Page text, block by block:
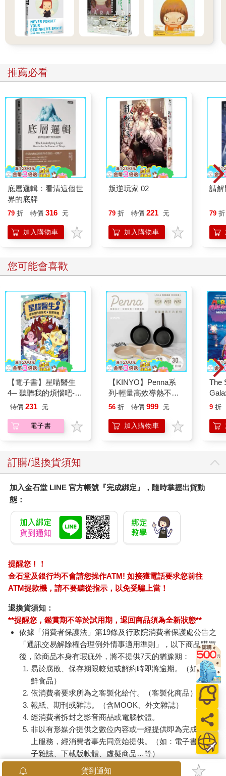
然而，自然生長的山林樹木，必須避開周圍的林木，從縫隙間探
尋吸收陽光，艱辛地自力生存。雖然成長緩慢，但藉由這份辛勞
才能成大器。
刻苦成長的樹木姿態，俊美壯麗。
人掌控不易，不過只要透徹了解樹木的特殊習性，就能夠安置在
庭園中最適當的地點。
例如次頁的紅葉楓樹，就是自然生長的樹木。由於生長在崖邊，
這棵樹橫向伸展，若以人工栽培的觀點，根本就是直接打入冷
宮。可是，這棵樹在池塘水面上悠悠伸出，凸顯了其最大的特
徵。
落下，流動，清淨心靈
庭園積水倒映景色，為空間增添清爽宜人的空氣感。而水還能拓
展了空間的開闊感。
水由上而下順勢流動的「聲音」，能夠清淨人的心情。
水直落而下的方式，有傾流向下的「一洩千里式」，或是迂迴順
勢的「導流式」，或是分支細流的「涓涓絲流」等，形形色色。
不同的水流方式，深深影響景色的氛圍。
水會「流動」。就像自然一樣，庭園中有湍流，也或有潺溪。水
流方式與寬幅、流動速度、水量有相對關係，所以我在設計時會
仔細計算思考。當然，周圍的水岸及水淵的設置方式也隨之不
水流湍急之處，衝激石頭，流向改變。如果是泥土的話，就會被
水削蝕而流失。若是似有若無的涓涓細流，可以採用土堆堤防。
我會根據這些效果，仔細計算，進行設計。
舉例來說，德國柏林的「融水苑」水流設計，是象徵德國的歷
史。在那部歷史中，既有遭遇諸多磨難試煉的停滯時期，也有令
人瞠目結舌、驚異不已的突飛猛進時期。我將這部過往的歷史，
以水流的型態來象徵化。
我希望藉由流水聲和庭園，淨化訪客的心靈，所以沿著庭園路徑
設計瀑布和水流。
此外，在瀑布前方，我設置了供遊園訪客聆聽水聲、歇腳休憩的
地方，還能同時一覽開闊的庭園景色。
設計「無常」
鳥兒的啼聲，分分秒秒不同。
啼鳴的瞬間時刻，能夠提振人心，感動人心。
那麼，這個瞬間為什麼如此重要呢？
因為，下一時刻的鳥啼，已非同一地、同一瞬間、同一鳥兒、同
一啼聲了。
日本茶道所闡述的一期一會，一生只一次相遇，意味著即使在相
同場所，邀請相同賓客，獻上相同的款待，相同的時間也早已流
逝不復返了。
這就是「無常」。
日本的觀念認為「不會駐留」才是美。事物變化才是美。所以，
設計「無常」是很重要的。
在庭園中，正是運用植物來表現創造這種無常觀。日本是幸福的
國家，擁有四季分明的季節變化。而植物非常適合表現這種時間
的變化。
植物冬日枯萎，然後發芽，繼而逐漸長出嫩葉，再漸漸厚實。到
了酷夏，葉色轉濃；入秋之後，渲染上秋色。觀察這些變化，能
夠了解自己生活在這些變化之中。
繽紛絢爛盛開的櫻花，只能夠維持一星期。可是，為了在一個星
期內全力綻放，其他三百六十多天，約五十個星期的時間，都在
準備著。正因為有這段漫長的準備期間，才有花朵盛開的一星
期。感受這樣的變化，從心領悟「無常」，是我進行設計時注意
的重點。
「幽玄」，想像看不見的事物
「幽玄」就是「深藏內部的餘韻」。
這是潛藏著提供無限想像的含蓄，或說想像看不見的事物。
推薦必看
底層邏輯：看清這個世
界的底牌
79 折 特價 316 元
加入購物車
叛逆玩家 02
79 折 特價 221 元
加入購物車
請解
79 折
您可能會喜歡
【電子書】星喵醫生
4─ 聽聽我的煩惱吧-假
期挑戰
特價 231 元
電子書
【KINYO】Penna系
列-輕量高效導熱不沾
平煎鍋30cm
56 折 特價 999 元
加入購物車
The
9 折
訂購/退換貨須知
加入金石堂 LINE 官方帳號『完成綁定』，隨時掌握出貨動
態：
提醒您！！
金石堂及銀行均不會請您操作ATM! 如接獲電話要求您前往
ATM提款機，請不要聽從指示，以免受騙上當！
退換貨須知：
**提醒您，鑑賞期不等於試用期，退回商品須為全新狀態**
依據「消費者保護法」第19條及行政院消費者保護處公告之
「通訊交易解除權合理例外情事適用準則」，以下商品購買
後，除商品本身有瑕疵外，將不提供7天的猶豫期：
易於腐敗、保存期限較短或解約時即將逾期。（如：生
鮮食品）
依消費者要求所為之客製化給付。（客製化商品）
報紙、期刊或雜誌。（含MOOK、外文雜誌）
經消費者拆封之影音商品或電腦軟體。
非以有形媒介提供之數位內容或一經提供即為完成之線
上服務，經消費者事先同意始提供。（如：電子書、電
子雜誌、下載版軟體、虛擬商品…等）
已拆封之個人衛生用品。（如：內衣褲、刮鬍刀、除毛
貨到通知